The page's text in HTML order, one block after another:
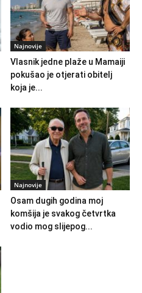
Najnovije
Vlasnik jedne plaže u Mamaiji
pokušao je otjerati obitelj
koja je...
Najnovije
Osam dugih godina moj
komšija je svakog četvrtka
vodio mog slijepog...